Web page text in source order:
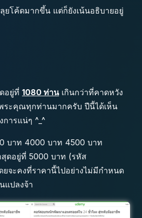
ยโค้ดมากขึ้น แต่ก็ยังเน้นอธิบายอยู่
อยู่ที่ 1080 ท่านเกินกว่าที่คาดหวัง
ระคุณทุกท่านมากครับ ปีนี้ได้เห็น
การแน่ๆ ^_^
บาท 4000 บาท 4500 บาท
ดอยู่ที่ 5000 บาท (รหัส
ยจะคงที่ราคานี้ไปอย่างไม่มีกำหนด
แปลงจ้า